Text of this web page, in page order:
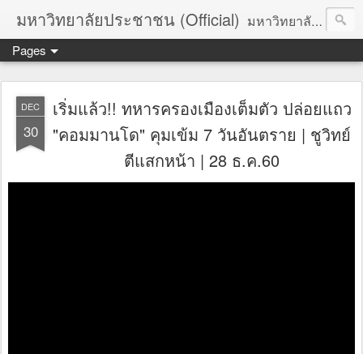
มหาวิทยาลัยประชาชน (Official) มหาวิทยาลัยประชาชน เพื่อการปฏิวัติประชาชนโดยสันติ Truths :: Peace :: Revolution :: Universal Human Rights :: Democracy (TPRUD)
Pages
DEC
30
เริ่มแล้ว!! ทหารครองเมืองเต็มตัว ปล่อยแถว
"คอมมานโด" คุมเข้ม 7 วันอันตราย | ชูวิทย์
ตีแสกหน้า | 28 ธ.ค.60